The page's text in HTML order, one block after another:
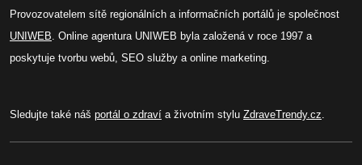
Provozovatelem sítě regionálních a informačních portálů je společnost
UNIWEB. Online agentura UNIWEB byla založená v roce 1997 a
poskytuje tvorbu webů, SEO služby a online marketing.
Sledujte také náš portál o zdraví a životním stylu ZdraveTrendy.cz.